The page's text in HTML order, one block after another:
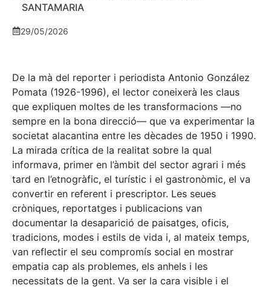
SANTAMARIA
29/05/2026
De la mà del reporter i periodista Antonio González
Pomata (1926-1996), el lector coneixerà les claus
que expliquen moltes de les transformacions —no
sempre en la bona direcció— que va experimentar la
societat alacantina entre les dècades de 1950 i 1990.
La mirada crítica de la realitat sobre la qual
informava, primer en l’àmbit del sector agrari i més
tard en l’etnogràfic, el turístic i el gastronòmic, el va
convertir en referent i prescriptor. Les seues
cròniques, reportatges i publicacions van
documentar la desaparició de paisatges, oficis,
tradicions, modes i estils de vida i, al mateix temps,
van reflectir el seu compromís social en mostrar
empatia cap als problemes, els anhels i les
necessitats de la gent. Va ser la cara visible i el